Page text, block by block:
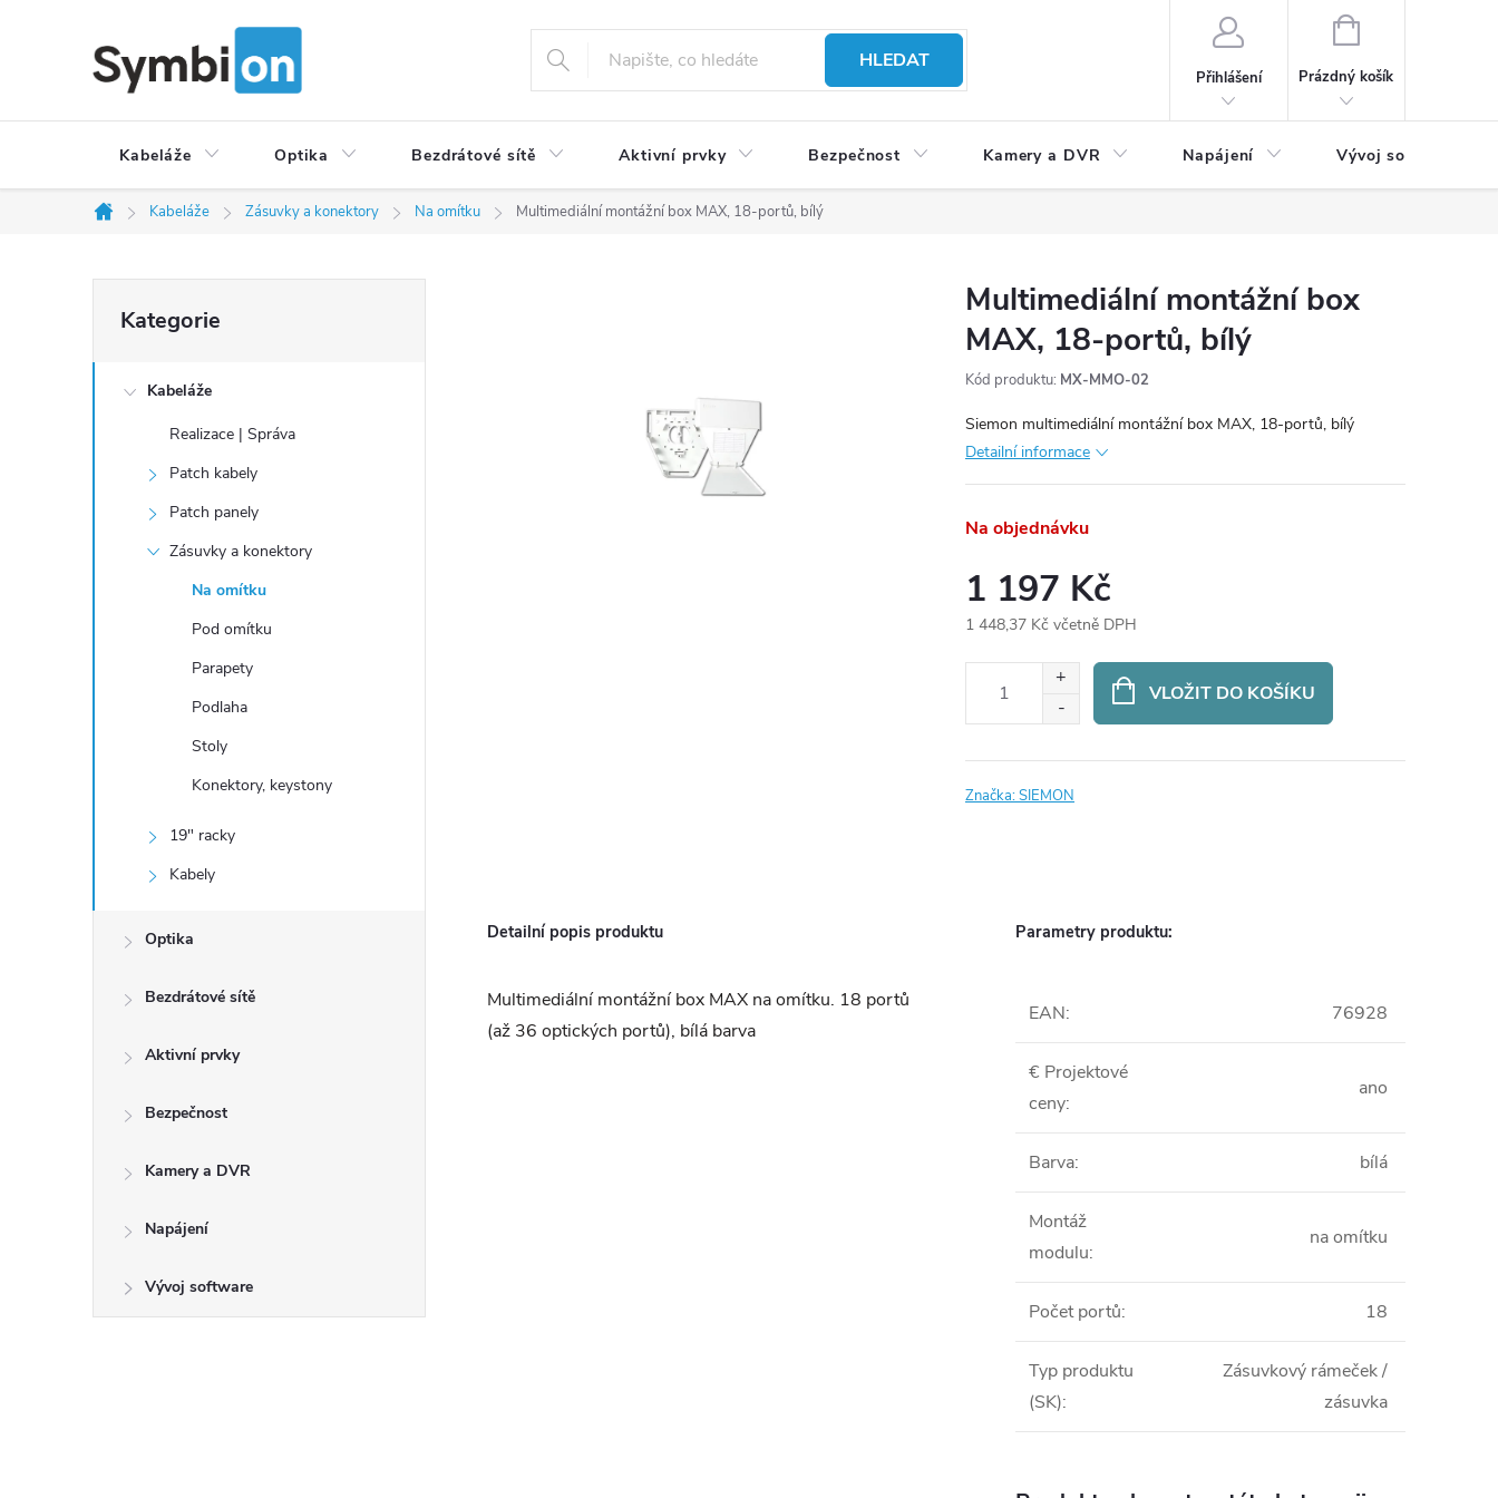
HLEDAT
Přihlášení
NÁKUPNÍ
Prázdný košík
Kabeláže Optika Bezdrátové sítě Aktivní prvky Bezpečnost Kamery a DVR Napájení Vývoj software
Domů
Kabeláže Zásuvky a konektory Na omítku Multimediální montážní box MAX, 18-portů, bílý
s
kategorie
Kategorie
Kabeláže
Realizace | Správa
Patch kabely
Patch panely
Zásuvky a konektory
Na omítku
Pod omítku
Parapety
Podlaha
Stoly
Konektory, keystony
19" racky
Kabely
Optika
Bezdrátové sítě
Aktivní prvky
Bezpečnost
Kamery a DVR
Napájení
Vývoj software
Multimediální montážní box
MAX, 18-portů, bílý
Kód produktu: MX-MMO-02
Siemon multimediální montážní box MAX, 18-portů, bílý
Detailní informace
Na objednávku
1 197 Kč
1 448,37 Kč včetně DPH
VLOŽIT DO KOŠÍKU
Značka:SIEMON
Detailní popis produktu
Multimediální montážní box MAX na omítku. 18 portů
(až 36 optických portů), bílá barva
Parametry produktu:
EAN: 76928
€ Projektové
ceny:
ano
Barva: bílá
Montáž
modulu:
na omítku
Počet portů: 18
Typ produktu
(SK):
Zásuvkový rámeček /
zásuvka